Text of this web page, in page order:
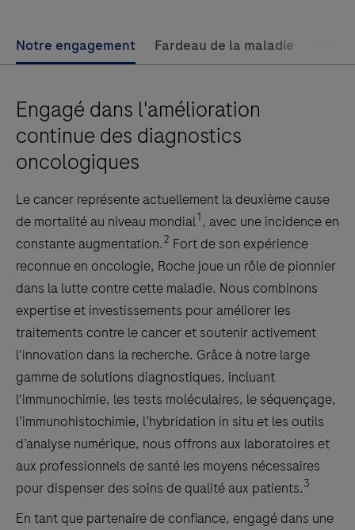
Notre engagement Fardeau de la maladie
Engagé dans l'amélioration
continue des diagnostics
oncologiques
Le cancer représente actuellement la deuxième cause
de mortalité au niveau mondial1, avec une incidence en
constante augmentation.2 Fort de son expérience
reconnue en oncologie, Roche joue un rôle de pionnier
dans la lutte contre cette maladie. Nous combinons
expertise et investissements pour améliorer les
traitements contre le cancer et soutenir activement
l'innovation dans la recherche. Grâce à notre large
gamme de solutions diagnostiques, incluant
l'immunochimie, les tests moléculaires, le séquençage,
l’immunohistochimie, l’hybridation in situ et les outils
d’analyse numérique, nous offrons aux laboratoires et
aux professionnels de santé les moyens nécessaires
pour dispenser des soins de qualité aux patients.3
En tant que partenaire de confiance, engagé dans une